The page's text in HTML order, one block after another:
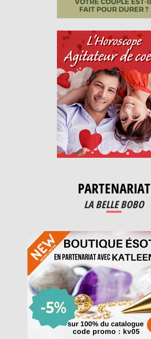
PARTENARIAT
LA BELLE BOBO